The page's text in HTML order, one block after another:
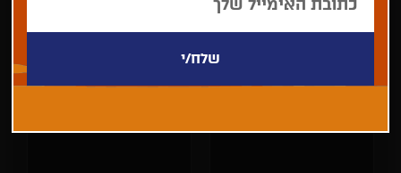
הבינלאומי ה-41 חיפה